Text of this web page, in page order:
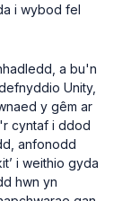
i wybod fel
a bu'n
Unity,
y gêm ar
cyntaf i ddod
anfonodd
i weithio gyda
hwn yn